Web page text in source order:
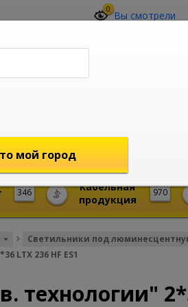
0 Вы смотрели
346 970
Кабельная
продукция
Светильники под
LTX 236 HF ES1
мой город